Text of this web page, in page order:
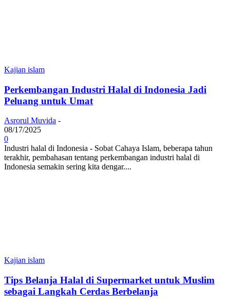
Kajian islam
Perkembangan Industri Halal di Indonesia Jadi
Peluang untuk Umat
Asrorul Muvida -
08/17/2025
0
Industri halal di Indonesia - Sobat Cahaya Islam, beberapa tahun
terakhir, pembahasan tentang perkembangan industri halal di
Indonesia semakin sering kita dengar....
Kajian islam
Tips Belanja Halal di Supermarket untuk Muslim
sebagai Langkah Cerdas Berbelanja